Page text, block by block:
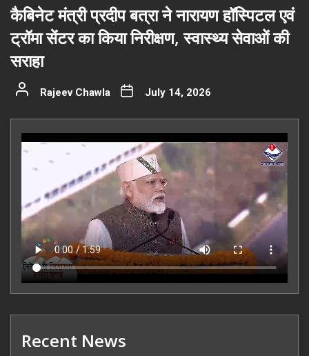
कैबिनेट मंत्री प्रदीप बत्रा ने नारायण हॉस्पिटल एवं
ट्रॉमा सेंटर का किया निरीक्षण, स्वास्थ्य सेवाओं की
सराहा
Rajeev Chawla July 14, 2026
Recent News